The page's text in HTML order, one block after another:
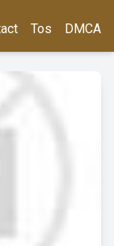
Tos DMCA